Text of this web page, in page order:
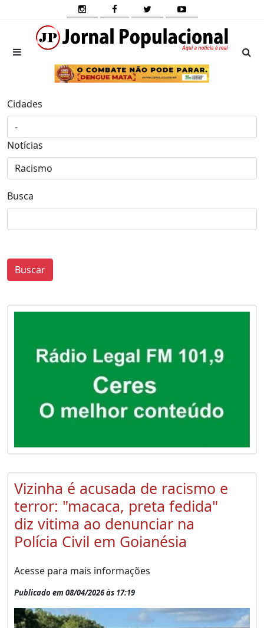
Cidades
Notícias
Busca
Buscar
Vizinha é acusada de racismo e
terror: "macaca, preta fedida"
diz vitima ao denunciar na
Polícia Civil em Goianésia
Acesse para mais informações
Publicado em 08/04/2026 às 17:19